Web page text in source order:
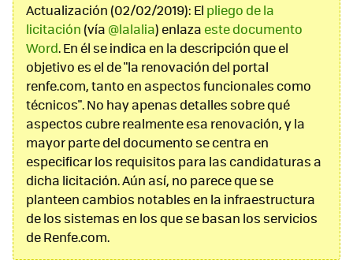
Actualización (02/02/2019): El pliego de la
licitación (vía @lalalia) enlaza este documento
Word. En él se indica en la descripción que el
objetivo es el de "la renovación del portal
renfe.com, tanto en aspectos funcionales como
técnicos". No hay apenas detalles sobre qué
aspectos cubre realmente esa renovación, y la
mayor parte del documento se centra en
especificar los requisitos para las candidaturas a
dicha licitación. Aún así, no parece que se
planteen cambios notables en la infraestructura
de los sistemas en los que se basan los servicios
de Renfe.com.